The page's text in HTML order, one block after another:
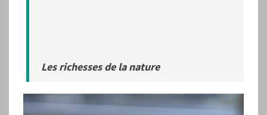
Les richesses de la nature